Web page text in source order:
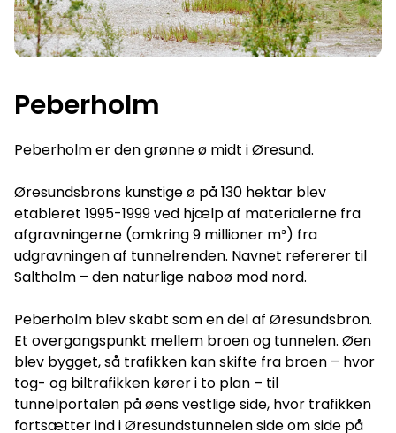
Peberholm
Peberholm er den grønne ø midt i Øresund.
Øresundsbrons kunstige ø på 130 hektar blev
etableret 1995-1999 ved hjælp af materialerne fra
afgravningerne (omkring 9 millioner m³) fra
udgravningen af tunnelrenden. Navnet refererer til
Saltholm – den naturlige naboø mod nord.
Peberholm blev skabt som en del af Øresundsbron.
Et overgangspunkt mellem broen og tunnelen. Øen
blev bygget, så trafikken kan skifte fra broen – hvor
tog- og biltrafikken kører i to plan – til
tunnelportalen på øens vestlige side, hvor trafikken
fortsætter ind i Øresundstunnelen side om side på